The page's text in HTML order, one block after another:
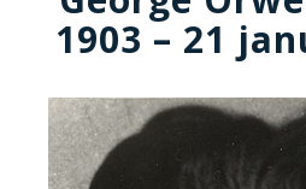
1903 – 21